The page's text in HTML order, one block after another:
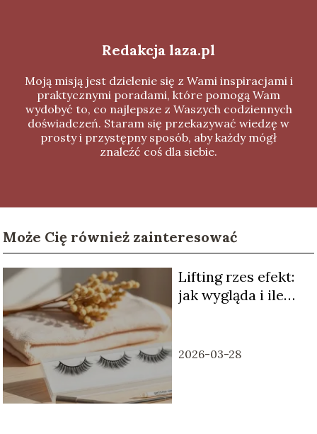
Redakcja laza.pl
Moją misją jest dzielenie się z Wami inspiracjami i
praktycznymi poradami, które pomogą Wam
wydobyć to, co najlepsze z Waszych codziennych
doświadczeń. Staram się przekazywać wiedzę w
prosty i przystępny sposób, aby każdy mógł
znaleźć coś dla siebie.
Może Cię również zainteresować
Lifting rzes efekt:
jak wygląda i ile
2026-03-28